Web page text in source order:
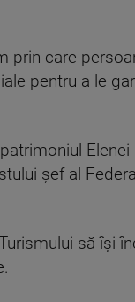
prin care
pentru a le
şef al
să îşi